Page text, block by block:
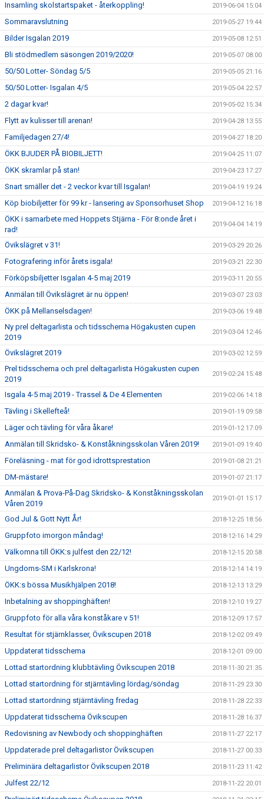
Insamling skolstartspaket - återkoppling! 2019-06-04 15:04
Sommaravslutning 2019-05-27 19:44
Bilder Isgalan 2019 2019-05-08 12:51
Bli stödmedlem säsongen 2019/2020! 2019-05-07 08:00
50/50 Lotter- Söndag 5/5 2019-05-05 21:16
50/50 Lotter- Isgalan 4/5 2019-05-04 22:57
2 dagar kvar! 2019-05-02 15:34
Flytt av kulisser till arenan! 2019-04-28 13:55
Familjedagen 27/4! 2019-04-27 18:20
ÖKK BJUDER PÅ BIOBILJETT! 2019-04-25 11:07
ÖKK skramlar på stan! 2019-04-23 17:27
Snart smäller det - 2 veckor kvar till Isgalan! 2019-04-19 19:24
Köp biobiljetter för 99 kr - lansering av Sponsorhuset Shop 2019-04-12 16:18
ÖKK i samarbete med Hoppets Stjärna - För 8:onde året i
rad!
2019-04-04 14:19
Övikslägret v 31! 2019-03-29 20:26
Fotografering inför årets isgala! 2019-03-21 22:30
Förköpsbiljetter Isgalan 4-5 maj 2019 2019-03-11 20:55
Anmälan till Övikslägret är nu öppen! 2019-03-07 23:03
ÖKK på Mellanselsdagen! 2019-03-06 19:48
Ny prel deltagarlista och tidsschema Högakusten cupen
2019
2019-03-04 12:46
Övikslägret 2019 2019-03-02 12:59
Prel tidsschema och prel deltagarlista Högakusten cupen
2019
2019-02-24 15:48
Isgala 4-5 maj 2019 - Trassel & De 4 Elementen 2019-02-06 14:18
Tävling i Skellefteå! 2019-01-19 09:58
Läger och tävling för våra åkare! 2019-01-12 17:09
Anmälan till Skridsko- & Konståkningsskolan Våren 2019! 2019-01-09 19:40
Föreläsning - mat för god idrottsprestation 2019-01-08 21:21
DM-mästare! 2019-01-07 21:17
Anmälan & Prova-På-Dag Skridsko- & Konståkningsskolan
Våren 2019
2019-01-01 15:17
God Jul & Gott Nytt År! 2018-12-25 18:56
Gruppfoto imorgon måndag! 2018-12-16 14:29
Välkomna till ÖKK:s julfest den 22/12! 2018-12-15 20:58
Ungdoms-SM i Karlskrona! 2018-12-14 14:19
ÖKK:s bössa Musikhjälpen 2018! 2018-12-13 13:29
Inbetalning av shoppinghäften! 2018-12-10 19:27
Gruppfoto för alla våra konståkare v 51! 2018-12-09 17:57
Resultat för stjärnklasser, Övikscupen 2018 2018-12-02 09:49
Uppdaterat tidsschema 2018-12-01 09:00
Lottad startordning klubbtävling Övikscupen 2018 2018-11-30 21:35
Lottad startordning för stjärntävling lördag/söndag 2018-11-29 23:30
Lottad startordning stjärntävling fredag 2018-11-28 22:33
Uppdaterat tidsschema Övikscupen 2018-11-28 16:37
Redovisning av Newbody och shoppinghäften 2018-11-27 22:17
Uppdaterade prel deltagarlistor Övikscupen 2018-11-27 00:33
Preliminära deltagarlistor Övikscupen 2018 2018-11-23 11:42
Julfest 22/12 2018-11-22 20:01